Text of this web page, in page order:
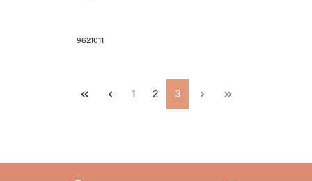
9621011
Seite
1 Seite
2 Seite
3